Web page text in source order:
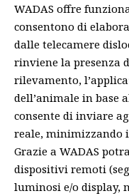
WADAS offre
consentono di
dalle telecamere
rinviene la presenza
rilevamento,
dell’animale in base
consente di inviare
reale, minimizzando
Grazie a WADAS
dispositivi remoti
luminosi e/o display,